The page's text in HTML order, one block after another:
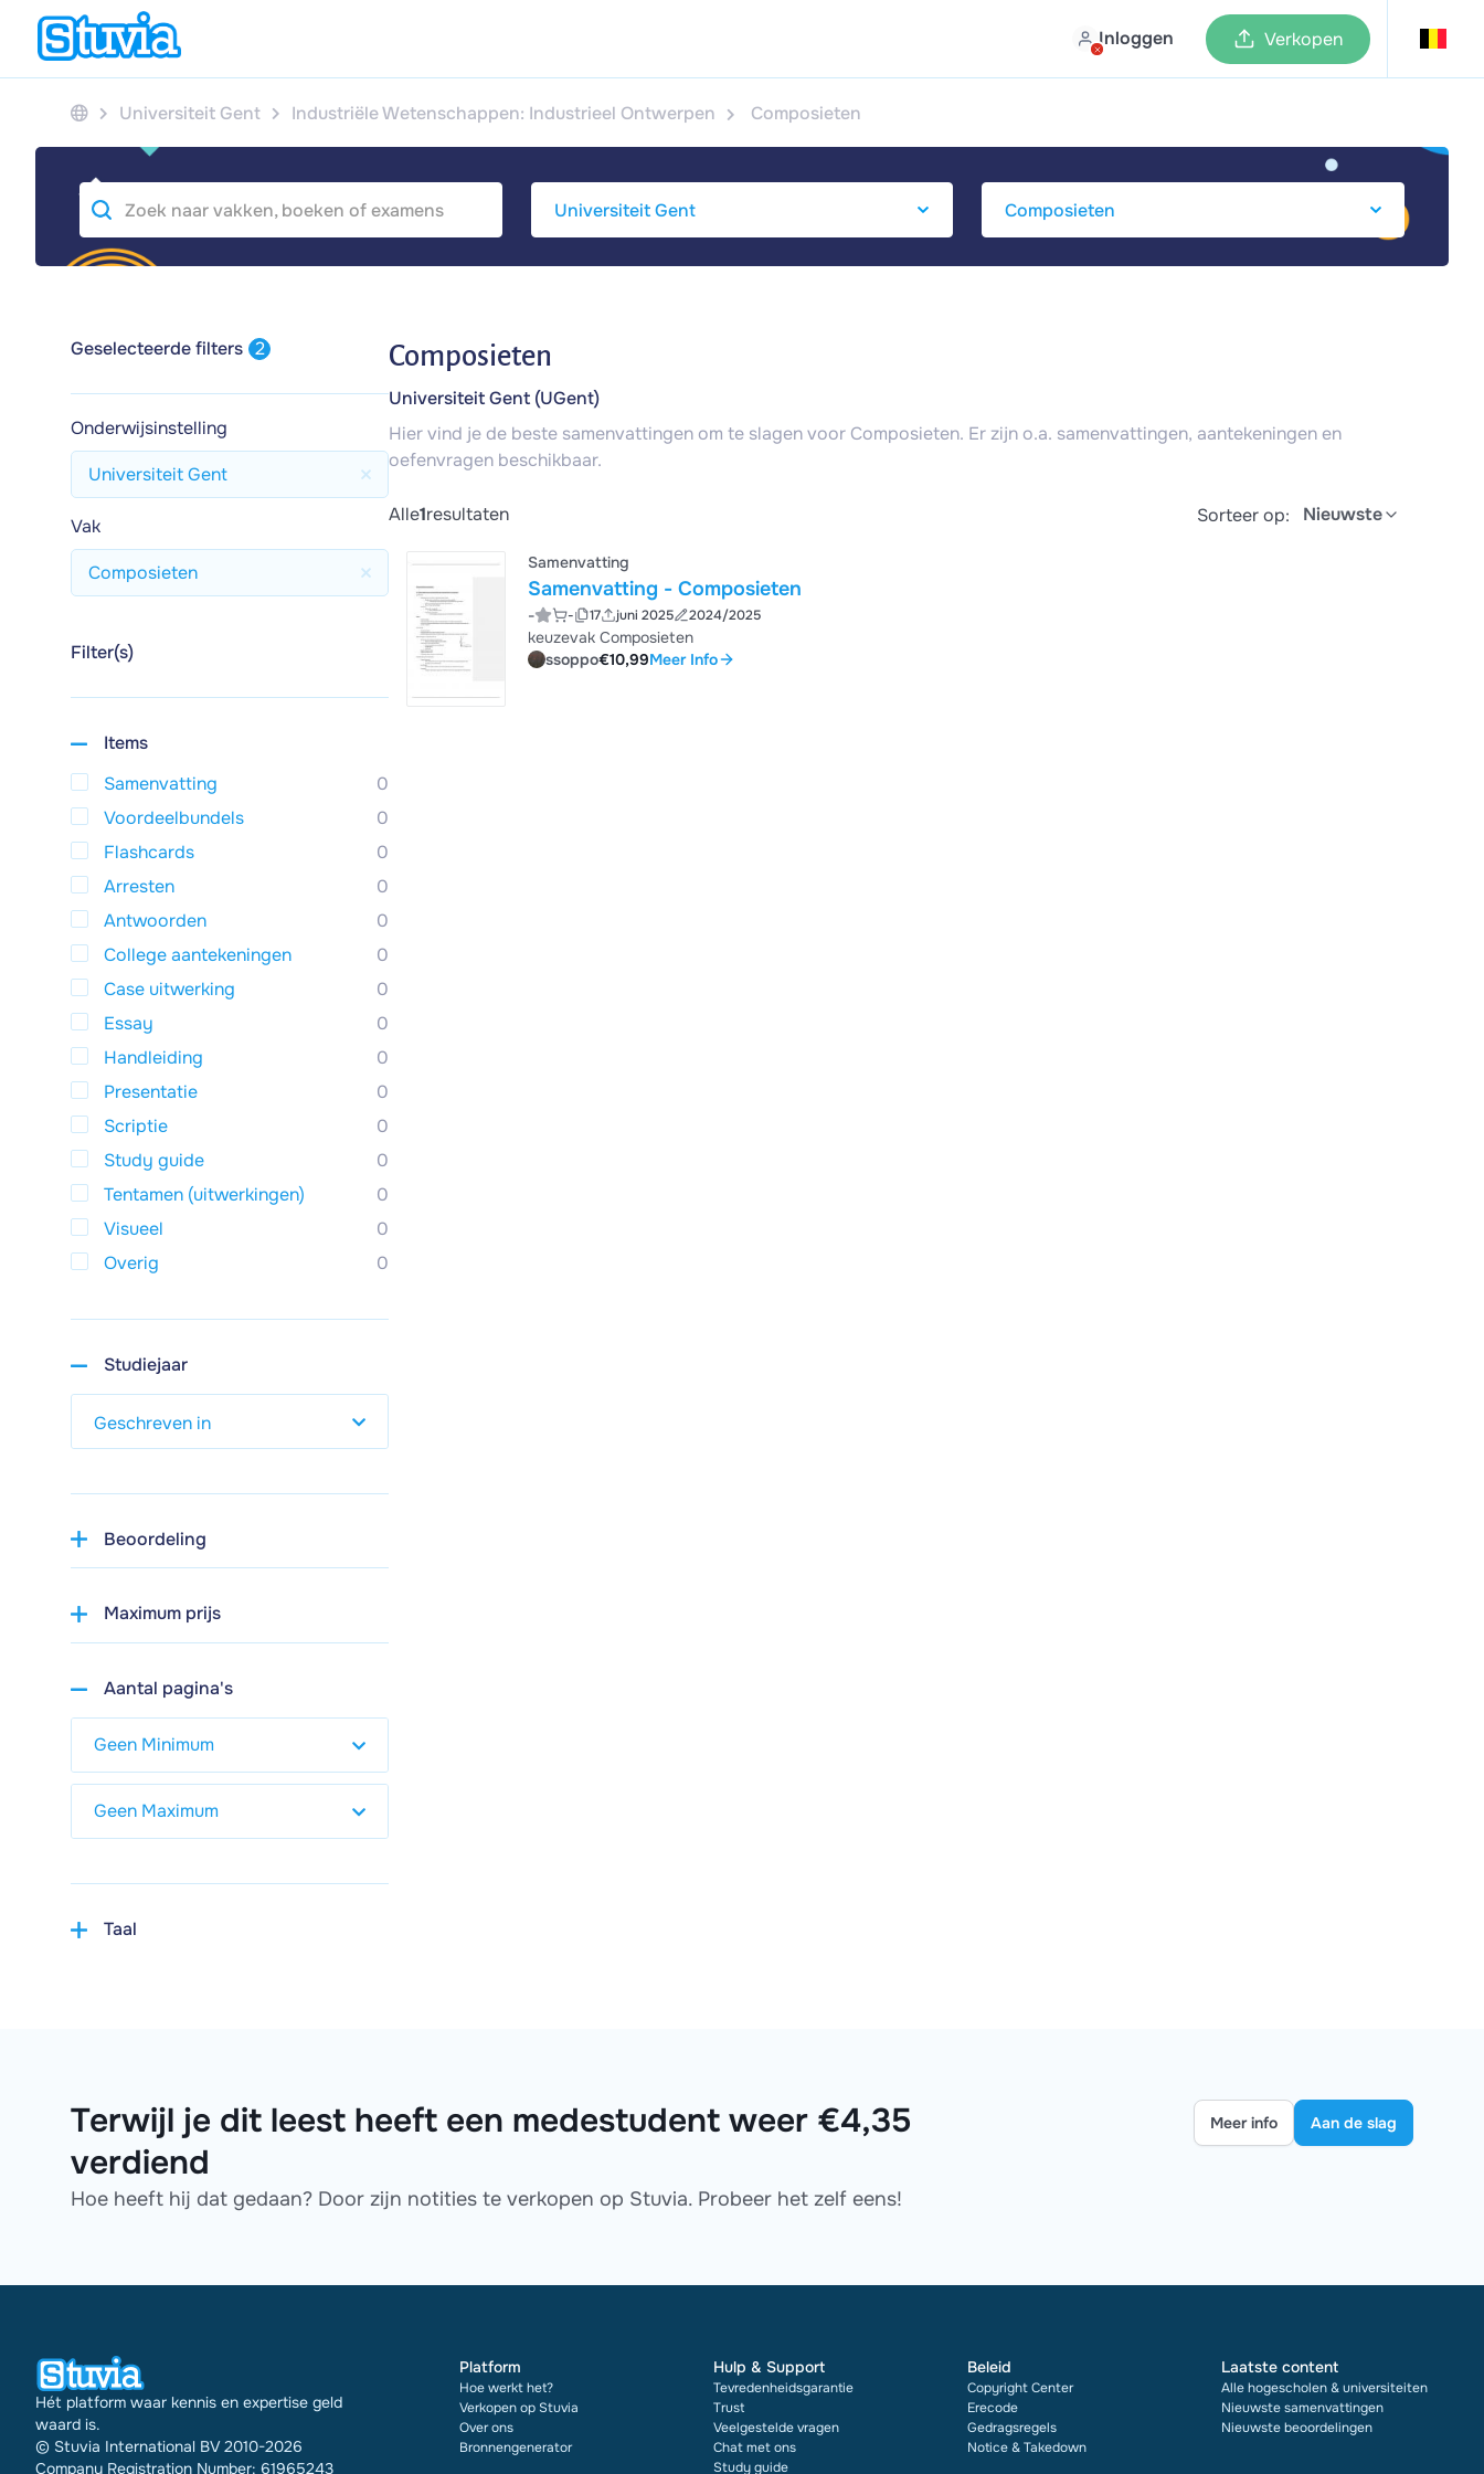
Inloggen Verkopen
Universiteit Gent Industriële Wetenschappen: Industrieel Ontwerpen Composieten
Geselecteerde filters 2
Onderwijsinstelling
Universiteit Gent
Vak
Composieten
Filter(s)
Items
Samenvatting
0
Voordeelbundels
0
Flashcards
0
Arresten
0
Antwoorden
0
College aantekeningen
0
Case uitwerking
0
Essay
0
Handleiding
0
Presentatie
0
Scriptie
0
Study guide
0
Tentamen (uitwerkingen)
0
Visueel
0
Overig
0
Studiejaar
Beoordeling
Maximum prijs
Aantal pagina's
Taal
Composieten
Universiteit Gent (UGent)
Hier vind je de beste samenvattingen om te slagen voor Composieten. Er zijn o.a. samenvattingen, aantekeningen en
oefenvragen beschikbaar.
Alle1resultaten Sorteer op: Nieuwste
Samenvatting
Samenvatting - Composieten
- - 17 juni 2025 2024/2025
keuzevak Composieten
ssoppo€10,99Meer Info
Terwijl je dit leest heeft een medestudent weer €4,35
verdiend
Hoe heeft hij dat gedaan? Door zijn notities te verkopen op Stuvia. Probeer het zelf eens!
Meer info Aan de slag
Hét platform waar kennis en expertise geld
waard is.
© Stuvia International BV 2010-2026
Company Registration Number: 61965243
Platform
Hoe werkt het?
Verkopen op Stuvia
Over ons
Bronnengenerator
Hulp & Support
Tevredenheidsgarantie
Trust
Veelgestelde vragen
Chat met ons
Study guide
Beleid
Copyright Center
Erecode
Gedragsregels
Notice & Takedown
Laatste content
Alle hogescholen & universiteiten
Nieuwste samenvattingen
Nieuwste beoordelingen